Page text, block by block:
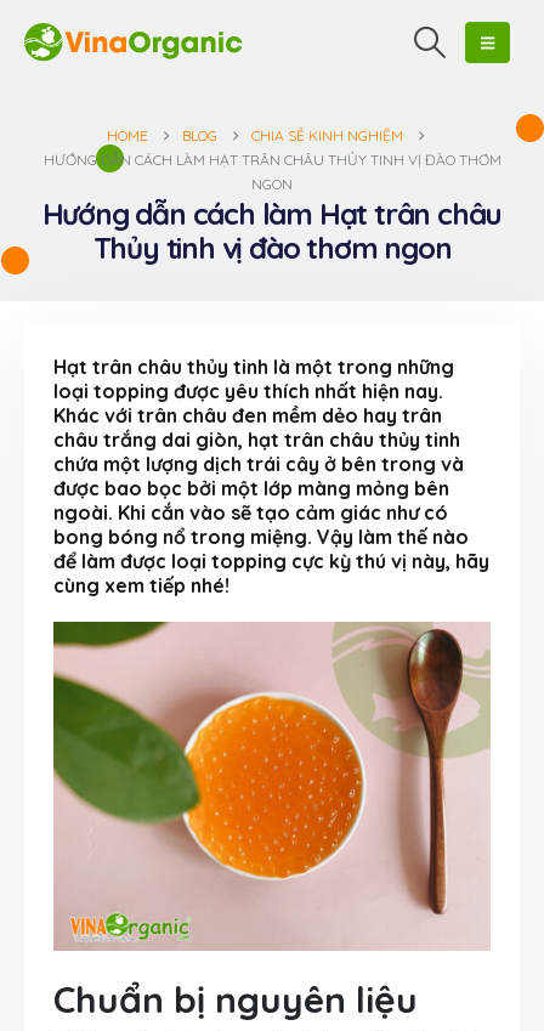
HOME BLOG
CHIA SẺ KINH NGHIỆM
HƯỚNG DẪN CÁCH LÀM HẠT TRÂN CHÂU THỦY TINH VỊ ĐÀO THƠM
NGON
Hướng dẫn cách làm Hạt trân châu
Thủy tinh vị đào thơm ngon
Hạt trân châu thủy tinh là một trong những
loại topping được yêu thích nhất hiện nay.
Khác với trân châu đen mềm dẻo hay trân
châu trắng dai giòn, hạt trân châu thủy tinh
chứa một lượng dịch trái cây ở bên trong và
được bao bọc bởi một lớp màng mỏng bên
ngoài. Khi cắn vào sẽ tạo cảm giác như có
bong bóng nổ trong miệng. Vậy làm thế nào
để làm được loại topping cực kỳ thú vị này, hãy
cùng xem tiếp nhé!
Chuẩn bị nguyên liệu